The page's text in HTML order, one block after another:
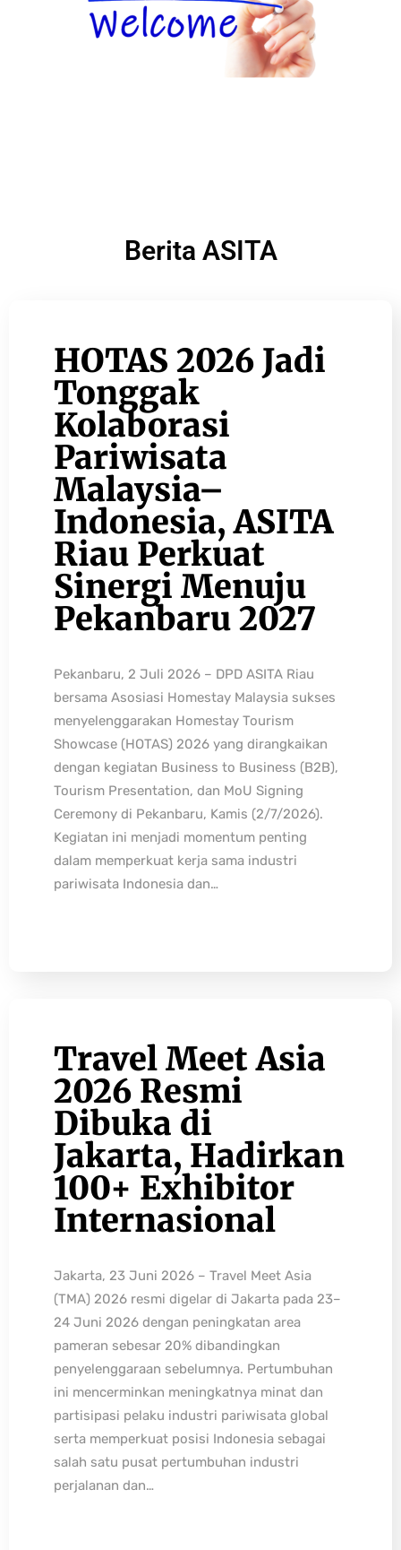
Berita ASITA
HOTAS 2026 Jadi
Tonggak
Kolaborasi
Pariwisata
Malaysia–
Indonesia, ASITA
Riau Perkuat
Sinergi Menuju
Pekanbaru 2027
Pekanbaru, 2 Juli 2026 – DPD ASITA Riau
bersama Asosiasi Homestay Malaysia sukses
menyelenggarakan Homestay Tourism
Showcase (HOTAS) 2026 yang dirangkaikan
dengan kegiatan Business to Business (B2B),
Tourism Presentation, dan MoU Signing
Ceremony di Pekanbaru, Kamis (2/7/2026).
Kegiatan ini menjadi momentum penting
dalam memperkuat kerja sama industri
pariwisata Indonesia dan…
Travel Meet Asia
2026 Resmi
Dibuka di
Jakarta, Hadirkan
100+ Exhibitor
Internasional
Jakarta, 23 Juni 2026 – Travel Meet Asia
(TMA) 2026 resmi digelar di Jakarta pada 23–
24 Juni 2026 dengan peningkatan area
pameran sebesar 20% dibandingkan
penyelenggaraan sebelumnya. Pertumbuhan
ini mencerminkan meningkatnya minat dan
partisipasi pelaku industri pariwisata global
serta memperkuat posisi Indonesia sebagai
salah satu pusat pertumbuhan industri
perjalanan dan…